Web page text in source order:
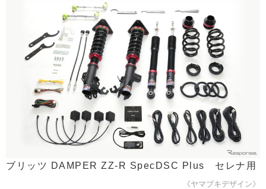
ブリッツ DAMPER ZZ-R SpecDSC Plus セレナ用
《ヤマブキデザイン》